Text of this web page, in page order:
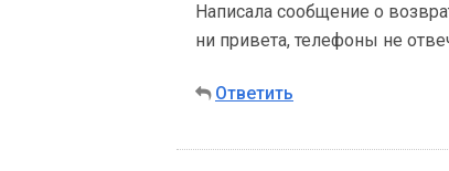
Написала сообщение о
ни привета, телефоны не
Ответить